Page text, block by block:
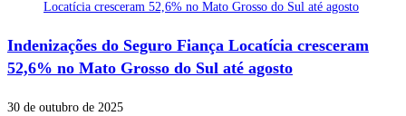
Indenizações do Seguro Fiança Locatícia cresceram
52,6% no Mato Grosso do Sul até agosto
30 de outubro de 2025